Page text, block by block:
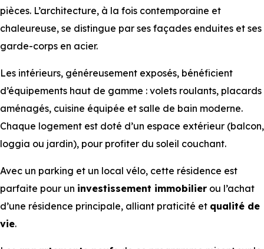
pièces. L’architecture, à la fois contemporaine et
chaleureuse, se distingue par ses façades enduites et ses
garde-corps en acier.
Les intérieurs, généreusement exposés, bénéficient
d’équipements haut de gamme : volets roulants, placards
aménagés, cuisine équipée et salle de bain moderne.
Chaque logement est doté d’un espace extérieur (balcon,
loggia ou jardin), pour profiter du soleil couchant.
Avec un parking et un local vélo, cette résidence est
parfaite pour un investissement immobilier ou l’achat
d’une résidence principale, alliant praticité et qualité de
vie.